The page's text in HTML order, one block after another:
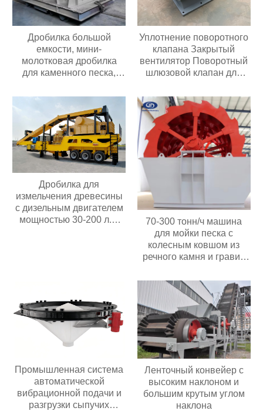
Дробилка большой
емкости, мини-
молотковая дробилка
для каменного песка,
Уплотнение поворотного
клапана Закрытый
вентилятор Поворотный
шлюзовой клапан для
гранул
Дробилка для
измельчения древесины
с дизельным двигателем
мощностью 30-200 л.с.
70-300 тонн/ч машина
для мойки песка с
колесным ковшом из
речного камня и гравия
высокой
производительностью
Цена в Индонезии
Промышленная система
автоматической
вибрационной подачи и
разгрузки сыпучих
Ленточный конвейер с
высоким наклоном и
большим крутым углом
наклона